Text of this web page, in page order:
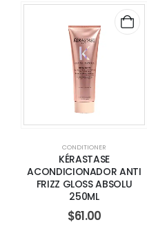
CONDITIONER
KÉRASTASE
ACONDICIONADOR ANTI
FRIZZ GLOSS ABSOLU
250ML
$61.00